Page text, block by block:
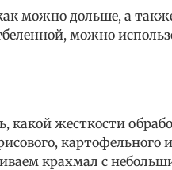
можно дольше, а
можно
какой жесткости
картофельного
крахмал с